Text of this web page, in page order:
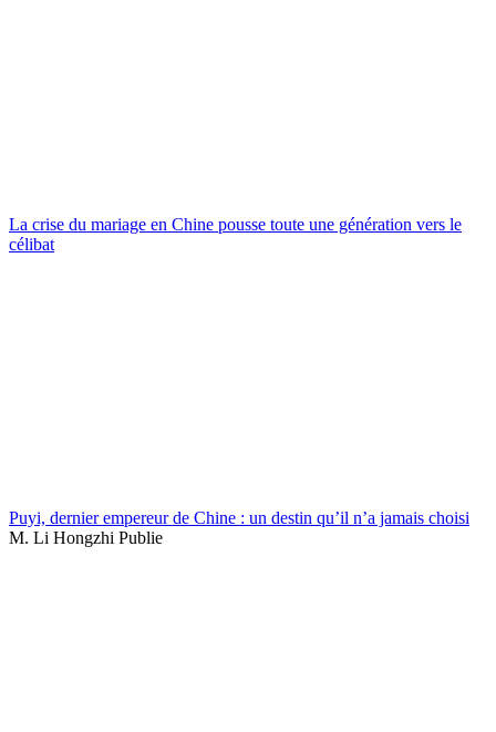
La crise du mariage en Chine pousse toute une génération vers le
célibat
Puyi, dernier empereur de Chine : un destin qu’il n’a jamais choisi
M. Li Hongzhi Publie